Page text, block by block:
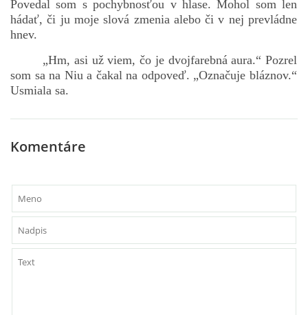
Povedal som s pochybnosťou v hlase. Mohol som len
hádať, či ju moje slová zmenia alebo či v nej prevládne
hnev.
„Hm, asi už viem, čo je dvojfarebná aura.“ Pozrel
som sa na Niu a čakal na odpoveď. „Označuje bláznov.“
Usmiala sa.
Komentáre